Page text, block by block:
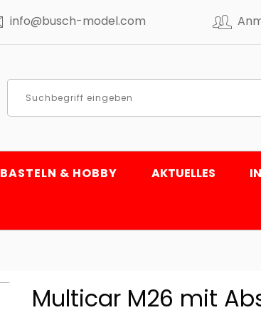
info@busch-model.com
BASTELN & HOBBY AKTUELLES
Multicar M26 mit